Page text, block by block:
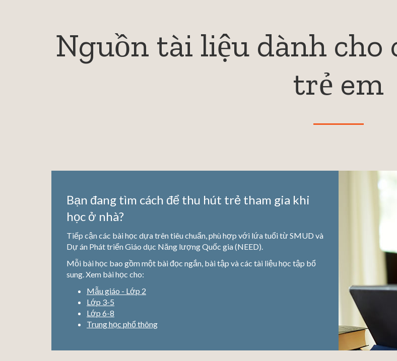
Nguồn tài liệu dành cho
trẻ em
Bạn đang tìm cách để thu hút trẻ tham gia khi
học ở nhà?
Tiếp cận các bài học dựa trên tiêu chuẩn, phù hợp với lứa tuổi từ SMUD và
Dự án Phát triển Giáo dục Năng lượng Quốc gia (NEED).
Mỗi bài học bao gồm một bài đọc ngắn, bài tập và các tài liệu học tập bổ
sung. Xem bài học cho:
Mẫu giáo - Lớp 2
Lớp 3-5
Lớp 6-8
Trung học phổ thông